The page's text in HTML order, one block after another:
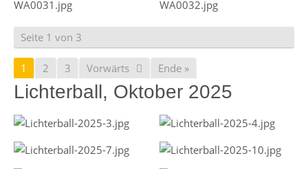
Seite 1 von 3
1 2 3 Vorwärts Ende »
Lichterball, Oktober 2025